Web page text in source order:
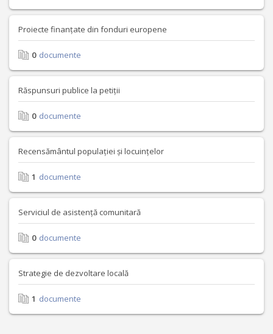
Proiecte finanțate din fonduri europene
0 documente
Răspunsuri publice la petiții
0 documente
Recensământul populației și locuințelor
1 documente
Serviciul de asistență comunitară
0 documente
Strategie de dezvoltare locală
1 documente